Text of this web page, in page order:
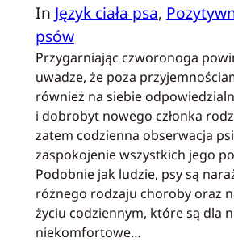
In Język ciała psa,
psów
Przygarniając czworonoga
uwadze, że poza
również na siebie
i dobrobyt nowego członka
zatem codzienna obserwacja
zaspokojenie wszystkich jego
Podobnie jak ludzie, psy są
różnego rodzaju choroby oraz
życiu codziennym, które są dla
niekomfortowe…